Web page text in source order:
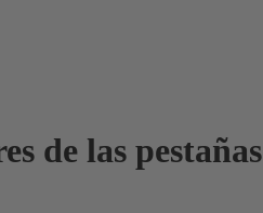
de las pestañas